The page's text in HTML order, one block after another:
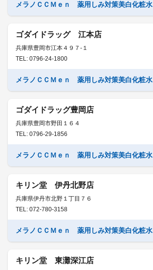
メラノＣＣＭｅｎ 薬用しみ対策美白化粧水
ゴダイドラッグ 江本店
兵庫県豊岡市江本４９７-１
TEL: 0796-24-1800
メラノＣＣＭｅｎ 薬用しみ対策美白化粧水
ゴダイドラッグ豊岡店
兵庫県豊岡市野田１６４
TEL: 0796-29-1856
メラノＣＣＭｅｎ 薬用しみ対策美白化粧水
キリン堂 伊丹北野店
兵庫県伊丹市北野１丁目７６
TEL: 072-780-3158
メラノＣＣＭｅｎ 薬用しみ対策美白化粧水
キリン堂 東灘深江店